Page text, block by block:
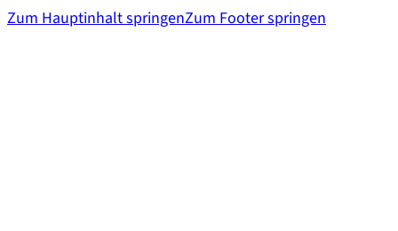
Zum Hauptinhalt springenZum Footer springen